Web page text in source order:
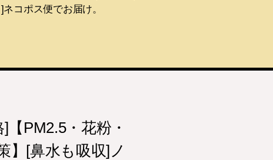
コポス便でお届け。
PM2.5・花粉・
】[鼻水も吸収]ノ